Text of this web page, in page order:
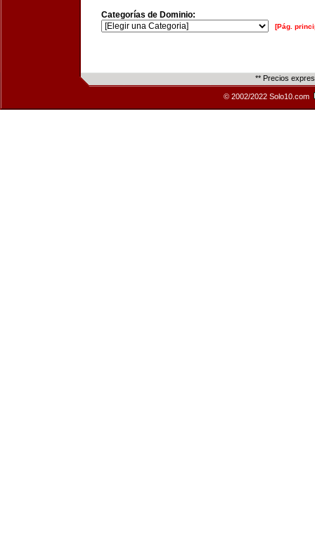
Categorías de Dominio:
[Pág.
** Precios
© 2002/2022 Solo10.com